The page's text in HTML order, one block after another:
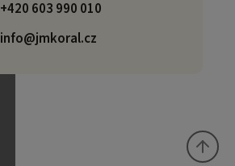
+420 603 990 010
info@jmkoral.cz